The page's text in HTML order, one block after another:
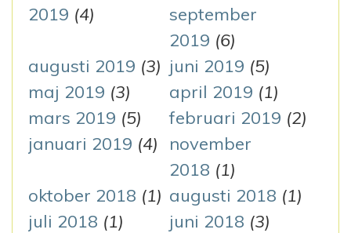
2019 (4)
september
2019 (6)
augusti 2019 (3) juni 2019 (5)
maj 2019 (3) april 2019 (1)
mars 2019 (5) februari 2019 (2)
januari 2019 (4)
november
2018 (1)
oktober 2018 (1) augusti 2018 (1)
juli 2018 (1) juni 2018 (3)